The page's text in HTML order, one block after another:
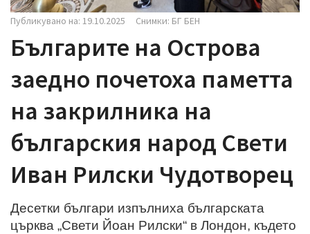
Публикувано на: 19.10.2025 Снимки: БГ БЕН
Българите на Острова
заедно почетоха паметта
на закрилника на
българския народ Свети
Иван Рилски Чудотворец
Десетки българи изпълниха българската
църква „Свети Йоан Рилски“ в Лондон, където